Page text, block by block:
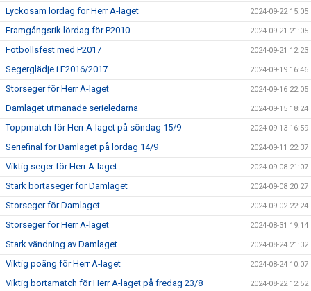
Lyckosam lördag för Herr A-laget 2024-09-22 15:05
Framgångsrik lördag för P2010 2024-09-21 21:05
Fotbollsfest med P2017 2024-09-21 12:23
Segerglädje i F2016/2017 2024-09-19 16:46
Storseger för Herr A-laget 2024-09-16 22:05
Damlaget utmanade serieledarna 2024-09-15 18:24
Toppmatch för Herr A-laget på söndag 15/9 2024-09-13 16:59
Seriefinal för Damlaget på lördag 14/9 2024-09-11 22:37
Viktig seger för Herr A-laget 2024-09-08 21:07
Stark bortaseger för Damlaget 2024-09-08 20:27
Storseger för Damlaget 2024-09-02 22:24
Storseger för Herr A-laget 2024-08-31 19:14
Stark vändning av Damlaget 2024-08-24 21:32
Viktig poäng för Herr A-laget 2024-08-24 10:07
Viktig bortamatch för Herr A-laget på fredag 23/8 2024-08-22 12:52